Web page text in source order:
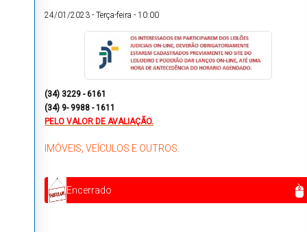
24/01/2023 - Terça-feira - 10:00
(34) 3229 - 6161
(34) 9- 9988 - 1611
PELO VALOR DE AVALIAÇÃO.
IMÓVEIS, VEÍCULOS E OUTROS.
Encerrado